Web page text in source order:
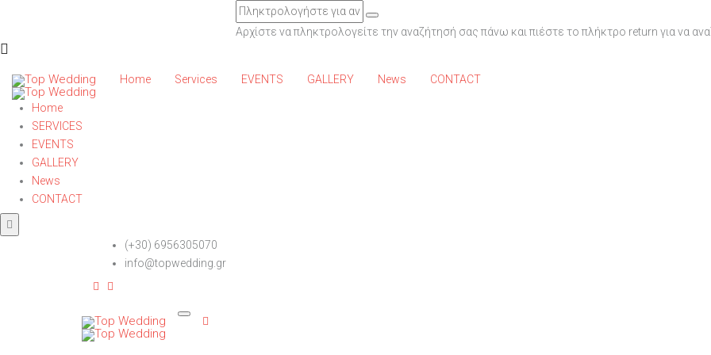
Αρχίστε να πληκτρολογείτε την αναζήτησή σας πάνω και πιέστε το πλήκτρο return για να
Home Services EVENTS GALLERY News CONTACT
Home
SERVICES
EVENTS
GALLERY
News
CONTACT
(+30) 6956305070
info@topwedding.gr